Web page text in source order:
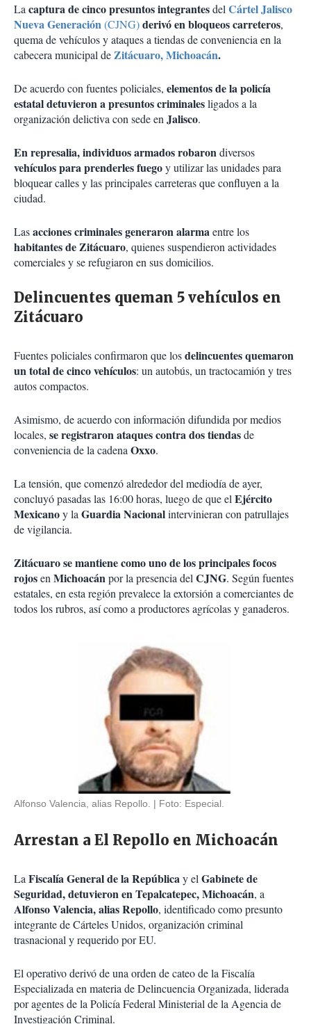
Lacaptura de cinco presuntos integrantesdelCártel Jalisco
Nueva Generación(CJNG)derivó en bloqueos carreteros,
quema de vehículos y ataques a tiendas de conveniencia en la
cabecera municipal deZitácuaro, Michoacán.
De acuerdo con fuentes policiales, elementos de la policía
estatal detuvieron a presuntos criminalesligados a la
organización delictiva con sede enJalisco.
En represalia, individuos armados robarondiversos
vehículos para prenderles fuegoy utilizar las unidades para
bloquear calles y las principales carreteras que confluyen a la
ciudad.
Lasacciones criminales generaron alarmaentre los
habitantes de Zitácuaro, quienes suspendieron actividades
comerciales y se refugiaron en sus domicilios.
Delincuentes queman 5 vehículos en
Zitácuaro
Fuentes policiales confirmaron que losdelincuentes quemaron
un total de cinco vehículos: un autobús, un tractocamión y tres
autos compactos.
Asimismo, de acuerdo con información difundida por medios
locales, se registraron ataques contra dos tiendasde
conveniencia de la cadenaOxxo.
La tensión, que comenzó alrededor del mediodía de ayer,
concluyó pasadas las 16:00 horas, luego de que elEjército
Mexicanoy laGuardia Nacionalintervinieran con patrullajes
de vigilancia.
Zitácuaro se mantiene como uno de los principales focos
rojosenMichoacánpor la presencia delCJNG. Según fuentes
estatales, en esta región prevalece la extorsión a comerciantes de
todos los rubros, así como a productores agrícolas y ganaderos.
Alfonso Valencia, alias Repollo. Foto: Especial.
Arrestan a El Repollo en Michoacán
LaFiscalía General de la Repúblicay elGabinete de
Seguridad, detuvieron en Tepalcatepec, Michoacán, a
AlfonsoValencia, alias Repollo, identificado como presunto
integrante de Cárteles Unidos, organización criminal
trasnacional y requerido por EU.
El operativo derivó de una orden de cateo de la Fiscalía
Especializada en materia de Delincuencia Organizada, liderada
por agentes de la Policía Federal Ministerial de la Agencia de
Investigación Criminal.